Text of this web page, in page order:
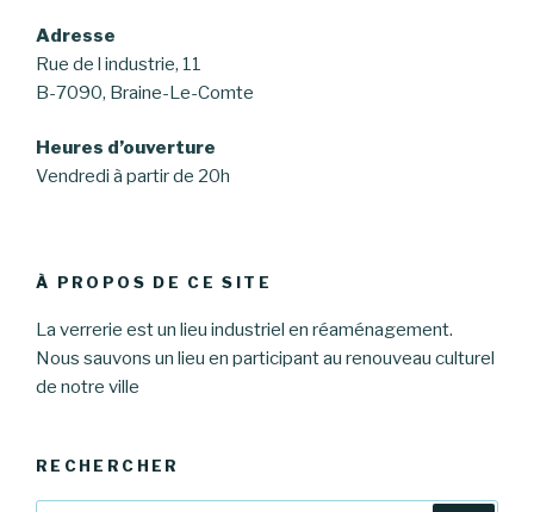
Adresse
Rue de l industrie, 11
B-7090, Braine-Le-Comte
Heures d’ouverture
Vendredi à partir de 20h
À PROPOS DE CE SITE
La verrerie est un lieu industriel en réaménagement.
Nous sauvons un lieu en participant au renouveau culturel
de notre ville
RECHERCHER